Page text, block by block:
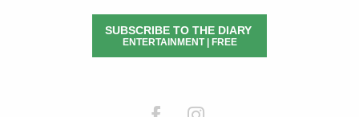
SUBSCRIBE TO THE DIARY
ENTERTAINMENT | FREE